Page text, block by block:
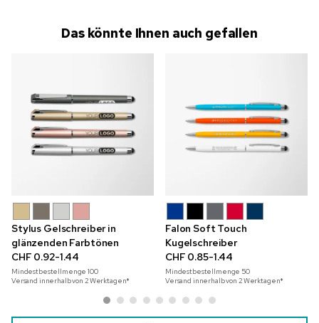
Das könnte Ihnen auch gefallen
Stylus Gelschreiber in
glänzenden Farbtönen
CHF 0.92-1.44
Mindestbestellmenge100
Versand innerhalb von 2 Werktagen*
Falon Soft Touch
Kugelschreiber
CHF 0.85-1.44
Mindestbestellmenge 50
Versand innerhalb von 2 Werktagen*